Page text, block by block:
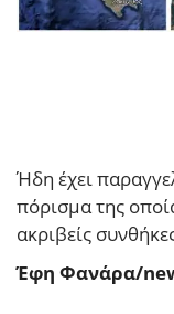
Ήδη έχει
πόρισμα της
ακριβείς
Έφη Φανάρα/